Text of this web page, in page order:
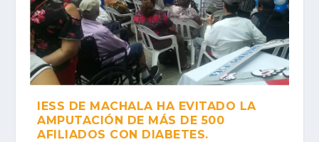
IESS DE MACHALA HA EVITADO LA
AMPUTACIÓN DE MÁS DE 500
AFILIADOS CON DIABETES.